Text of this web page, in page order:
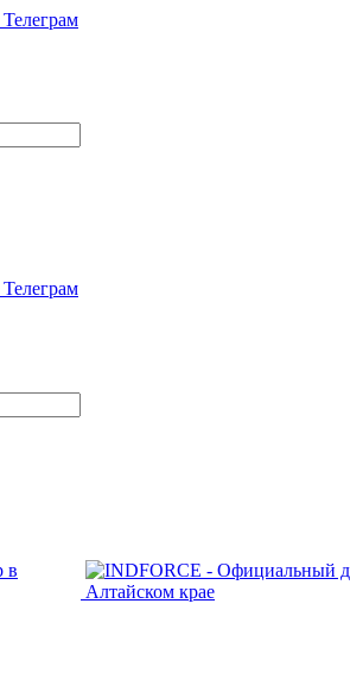
Телеграм
Телеграм